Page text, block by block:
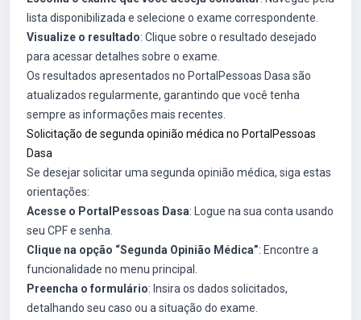
lista disponibilizada e selecione o exame correspondente.
Visualize o resultado: Clique sobre o resultado desejado
para acessar detalhes sobre o exame.
Os resultados apresentados no PortalPessoas Dasa são
atualizados regularmente, garantindo que você tenha
sempre as informações mais recentes.
Solicitação de segunda opinião médica no PortalPessoas
Dasa
Se desejar solicitar uma segunda opinião médica, siga estas
orientações:
Acesse o PortalPessoas Dasa: Logue na sua conta usando
seu CPF e senha.
Clique na opção “Segunda Opinião Médica”: Encontre a
funcionalidade no menu principal.
Preencha o formulário: Insira os dados solicitados,
detalhando seu caso ou a situação do exame.